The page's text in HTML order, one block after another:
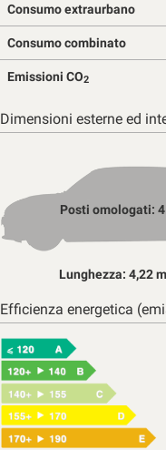
Consumo extraurbano
Consumo combinato
Emissioni CO2
Dimensioni esterne ed
Posti omologati: 4
Lunghezza: 4,22 m
Efficienza energetica